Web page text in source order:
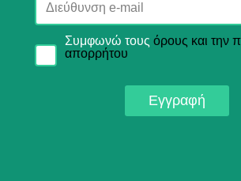
Συμφωνώ τους όρους και την
απορρήτου
Εγγραφή